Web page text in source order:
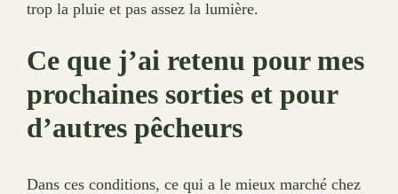
trop la pluie et pas assez la lumière.
Ce que j’ai retenu pour mes
prochaines sorties et pour
d’autres pêcheurs
Dans ces conditions, ce qui a le mieux marché chez